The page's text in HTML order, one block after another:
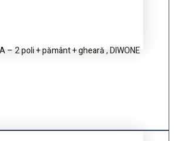
2 poli + pământ + gheară , DIWONE